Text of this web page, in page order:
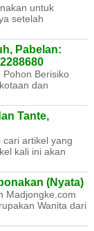
untuk
setelah
Pabelan:
Berisiko
dan
Tante,
cari artikel yang
kali ini akan
(Nyata)
Madjongke.com
Wanita dari